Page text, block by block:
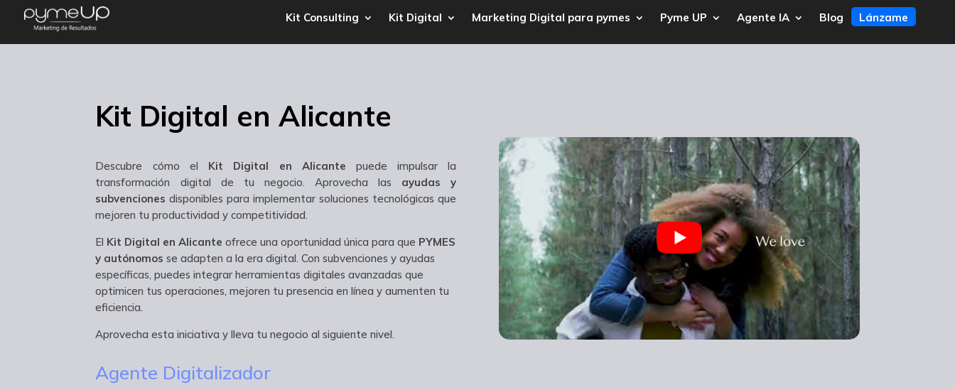
Kit Consulting Kit Digital Marketing Digital para pymes Pyme UP Agente IA Blog Lánzame
Kit Digital en Alicante
Descubre cómo el Kit Digital en Alicante puede impulsar la
transformación digital de tu negocio. Aprovecha las ayudas y
subvenciones disponibles para implementar soluciones tecnológicas que
mejoren tu productividad y competitividad.
El Kit Digital en Alicante ofrece una oportunidad única para que PYMES
y autónomos se adapten a la era digital. Con subvenciones y ayudas
específicas, puedes integrar herramientas digitales avanzadas que
optimicen tus operaciones, mejoren tu presencia en línea y aumenten tu
eficiencia.
Aprovecha esta iniciativa y lleva tu negocio al siguiente nivel.
Agente Digitalizador